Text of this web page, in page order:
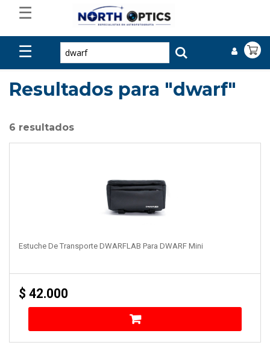
☰
☰
Resultados para "dwarf"
6 resultados
Estuche De Transporte DWARFLAB Para DWARF Mini
$ 42.000